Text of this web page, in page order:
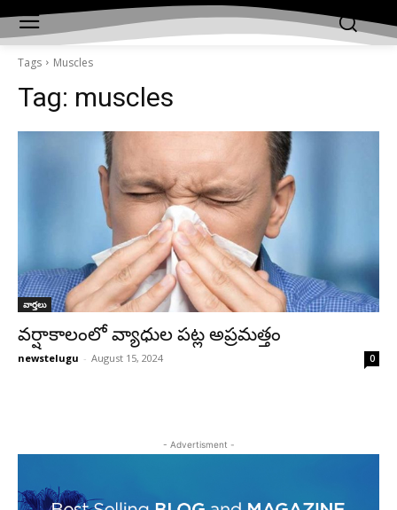
Tags Muscles
Tag: muscles
వార్తలు
వర్షాకాలంలో వ్యాధుల పట్ల అప్రమత్తం
newstelugu - August 15, 2024 0
- Advertisment -